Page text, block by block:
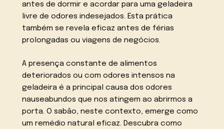
antes de dormir e acordar para uma geladeira
livre de odores indesejados. Esta prática
também se revela eficaz antes de férias
prolongadas ou viagens de negócios.
A presença constante de alimentos
deteriorados ou com odores intensos na
geladeira é a principal causa dos odores
nauseabundos que nos atingem ao abrirmos a
porta. O sabão, neste contexto, emerge como
um remédio natural eficaz. Descubra como